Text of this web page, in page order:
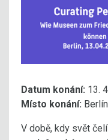
Datum konání: 13.
Místo konání: Berlín
V době, kdy svět